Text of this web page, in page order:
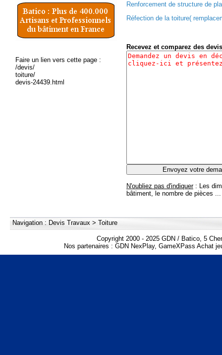
Faire un lien vers cette page :
/devis/
toiture/
devis-24439.html
Renforcement de structure de
Réfection de la toiture(
Recevez et comparez des
N'oubliez pas d'indiquer: Les
bâtiment, le nombre de pièces ...
Navigation : Devis Travaux > Toiture
Copyright 2000 - 2025 GDN / Batico, 5
Nos partenaires : GDN NexPlay, GameXPass Achat